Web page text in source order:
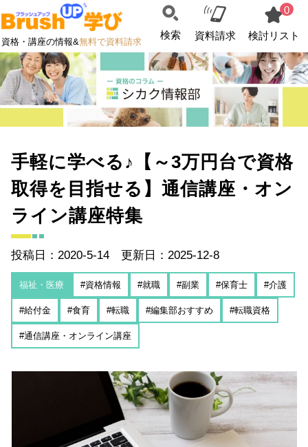
資格・講座の情報&無料で資料請求
検索 資料請求
0
検討リスト
手軽に学べる♪【～3万円台で資格
取得を目指せる】通信講座・オン
ライン講座特集
投稿日：2020-5-14 更新日：2025-12-8
福祉・医療 #資格情報 #就職 #副業 #保育士 #介護
#給付金 #食育 #転職 #編集部おすすめ #転職資格
#通信講座・オンライン講座